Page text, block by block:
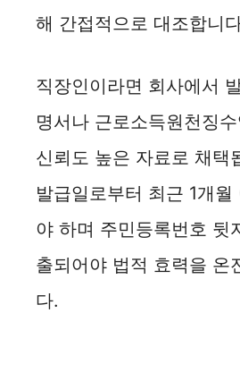
해 간접적으로 대조합니
직장인이라면 회사에서
명서나 근로소득원천징
신뢰도 높은 자료로 채택
발급일로부터 최근 1개월
야 하며 주민등록번호 뒷
출되어야 법적 효력을 온
다.